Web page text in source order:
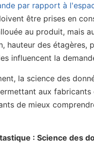
par rapport à
être prises en
au produit, mais
hauteur des
influencent la
la science des
aux
de mieux
: Science des